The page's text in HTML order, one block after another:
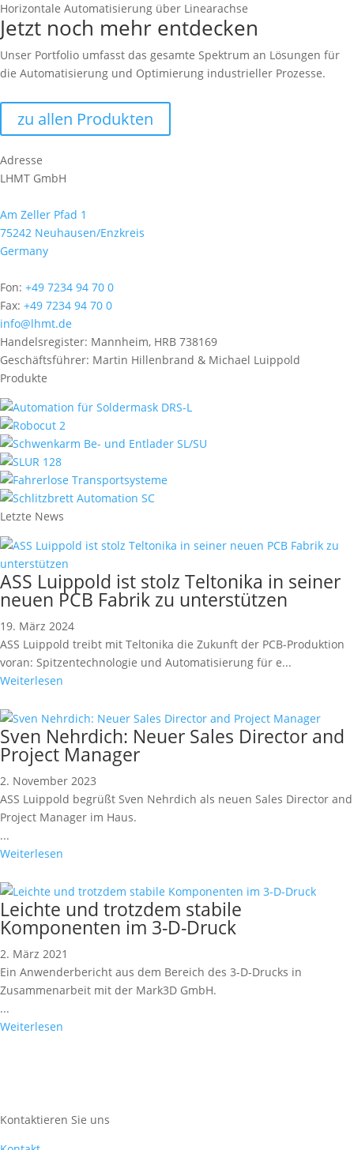
Horizontale Automatisierung über Linearachse
Jetzt noch mehr entdecken
Unser Portfolio umfasst das gesamte Spektrum an Lösungen für
die Automatisierung und Optimierung industrieller Prozesse.
zu allen Produkten
Adresse
LHMT GmbH
Am Zeller Pfad 1
75242 Neuhausen/Enzkreis
Germany
Fon: +49 7234 94 70 0
Fax: +49 7234 94 70 0
info@lhmt.de
Handelsregister: Mannheim, HRB 738169
Geschäftsführer: Martin Hillenbrand & Michael Luippold
Produkte
Letzte News
ASS Luippold ist stolz Teltonika in seiner
neuen PCB Fabrik zu unterstützen
19. März 2024
ASS Luippold treibt mit Teltonika die Zukunft der PCB-Produktion
voran: Spitzentechnologie und Automatisierung für e...
Weiterlesen
Sven Nehrdich: Neuer Sales Director and
Project Manager
2. November 2023
ASS Luippold begrüßt Sven Nehrdich als neuen Sales Director and
Project Manager im Haus.
...
Weiterlesen
Leichte und trotzdem stabile
Komponenten im 3-D-Druck
2. März 2021
Ein Anwenderbericht aus dem Bereich des 3-D-Drucks in
Zusammenarbeit mit der Mark3D GmbH.
...
Weiterlesen
Kontaktieren Sie uns